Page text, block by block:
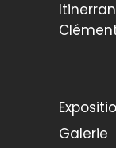
Galerie